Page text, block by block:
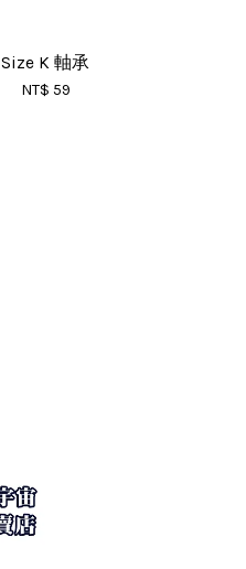
Size K 軸承
NT$ 59